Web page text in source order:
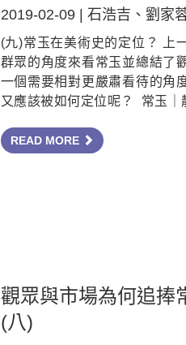
2019-02-09 | 石浩吉、劉家
(九)常玉在美術史的定位？ 上
群眾的角度來看常玉並總結了
一個需要相對更嚴肅看待的角
又應該被如何定位呢？ 常玉
READ MORE
觀眾與市場為何追捧
(八)